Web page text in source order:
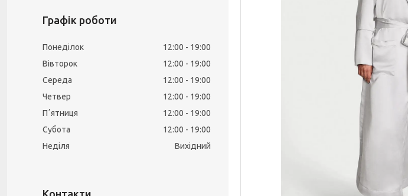
Графік роботи
Понеділок 12:00
19:00
Вівторок
12:00
19:00
Середа
12:00
19:00
Четвер
12:00
19:00
Пʼятниця
12:00
19:00
Субота
12:00
19:00
Неділя
Вихідний